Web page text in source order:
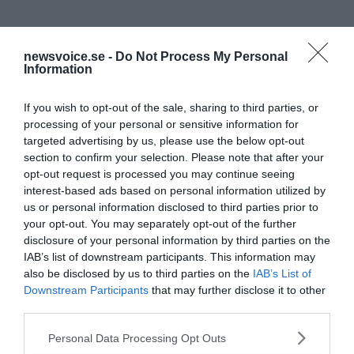
newsvoice.se - Do Not Process My Personal
Information
If you wish to opt-out of the sale, sharing to third parties, or
processing of your personal or sensitive information for
targeted advertising by us, please use the below opt-out
section to confirm your selection. Please note that after your
opt-out request is processed you may continue seeing
interest-based ads based on personal information utilized by
us or personal information disclosed to third parties prior to
your opt-out. You may separately opt-out of the further
disclosure of your personal information by third parties on the
IAB’s list of downstream participants. This information may
also be disclosed by us to third parties on the IAB’s List of
Downstream Participants that may further disclose it to other
Please note that this website/app uses one or more Google
Personal Data Processing Opt Outs
News@NewsVoice
news@newsvoice.se